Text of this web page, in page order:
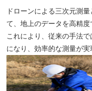
ドローンによる三次元測
て、地上のデータを高精度
これにより、従来の手法
になり、効率的な測量が実